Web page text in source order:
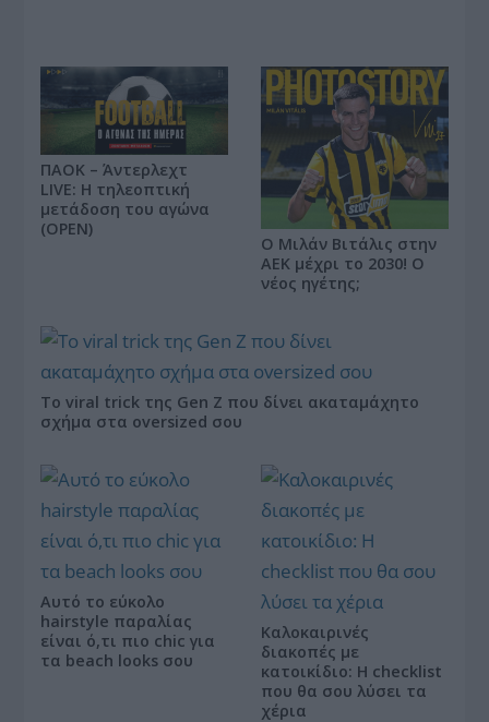
ΠΑΟΚ – Άντερλεχτ
LIVE: Η τηλεοπτική
μετάδοση του αγώνα
(OPEN)
Ο Μιλάν Βιτάλις στην
ΑΕΚ μέχρι το 2030! Ο
νέος ηγέτης;
Το viral trick της Gen Z που δίνει ακαταμάχητο
σχήμα στα oversized σου
Αυτό το εύκολο
hairstyle παραλίας
είναι ό,τι πιο chic για
τα beach looks σου
Καλοκαιρινές
διακοπές με
κατοικίδιο: Η checklist
που θα σου λύσει τα
χέρια